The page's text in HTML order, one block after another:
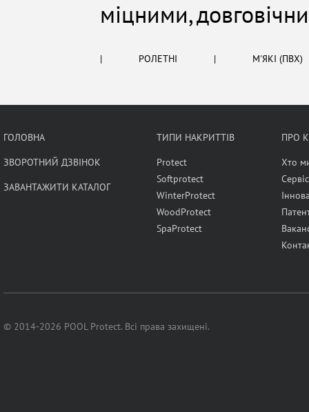
міцними,
| РОЛЕТНІ | М'ЯКІ (ПВХ)
ГОЛОВНА
ЗВОРОТНИЙ ДЗВІНОК
ЗАВАНТАЖИТИ КАТАЛОГ
ТИПИ НАКРИТТІВ
Protect
Softprotect
WinterProtect
WoodProtect
SpaProtect
ПРО
Хто
Сервіс
© 2014-2026 POOL Protect. Всі права захищені.